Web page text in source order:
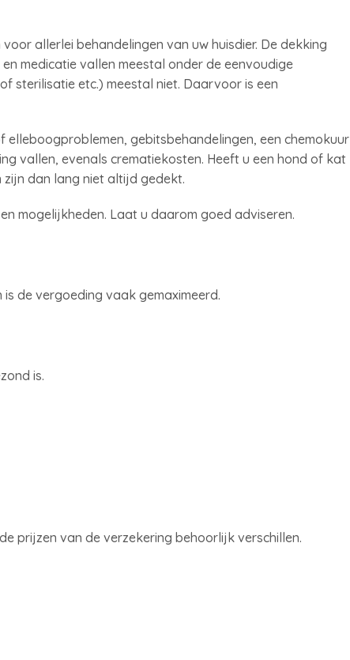
allerlei behandelingen van uw huisdier. De dekking
medicatie vallen meestal onder de eenvoudige
sterilisatie etc.) meestal niet. Daarvoor is een
gebitsbehandelingen, een chemokuur
vallen, evenals crematiekosten. Heeft u een hond of kat
dan lang niet altijd gedekt.
mogelijkheden. Laat u daarom goed adviseren.
de vergoeding vaak gemaximeerd.
is.
prijzen van de verzekering behoorlijk verschillen.